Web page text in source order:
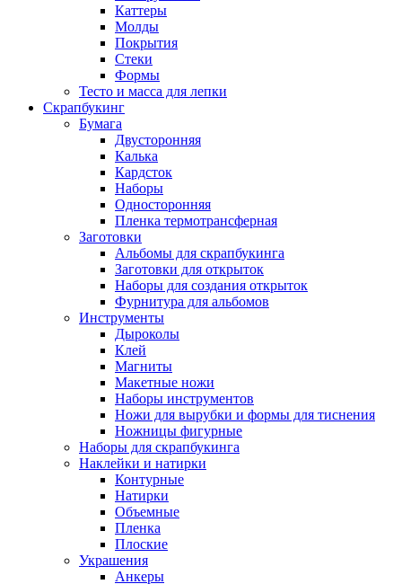
Каттеры
Молды
Покрытия
Стеки
Формы
Тесто и масса для лепки
Скрапбукинг
Бумага
Двусторонняя
Калька
Кардсток
Наборы
Односторонняя
Пленка термотрансферная
Заготовки
Альбомы для скрапбукинга
Заготовки для открыток
Наборы для создания открыток
Фурнитура для альбомов
Инструменты
Дыроколы
Клей
Магниты
Макетные ножи
Наборы инструментов
Ножи для вырубки и формы для тиснения
Ножницы фигурные
Наборы для скрапбукинга
Наклейки и натирки
Контурные
Натирки
Объемные
Пленка
Плоские
Украшения
Анкеры